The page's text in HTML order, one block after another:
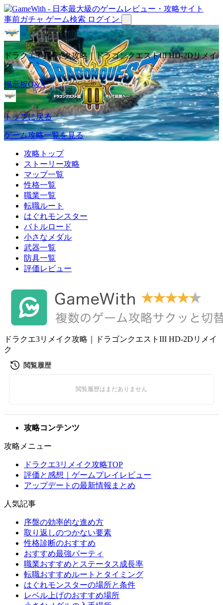
事前ガチャ ゲーム検索 ログイン
ドラクエ3リメイク攻略｜ドラゴンクエストIII HD-2Dリメイ
ク
掲示板Q&A
トップに戻る
ゲーム攻略一覧を見る
攻略トップ
ストーリー攻略
マップ一覧
性格一覧
職業一覧
転職ルート
はぐれモンスター
バトルロード
小さなメダル
武器一覧
防具一覧
評価レビュー
ドラクエ3リメイク攻略｜ドラゴンクエストIII HD-2Dリメイ
ク
攻略コンテンツ
攻略メニュー
ドラクエ3リメイク攻略TOP
評価と感想｜ゲームプレイレビュー
アップデートの最新情報まとめ
人気記事
序盤の効率的な進め方
取り返しのつかない要素
性格診断のおすすめ
おすすめ最強パーティ
職業おすすめとステータス成長率
転職おすすめルートとタイミング
はぐれモンスターの場所と条件
レベル上げのおすすめ場所